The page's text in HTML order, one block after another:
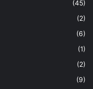
(45)
(2)
(6)
(1)
(2)
(9)